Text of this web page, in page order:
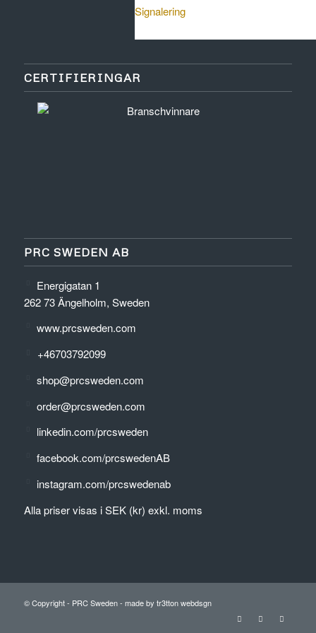
Signalering
CERTIFIERINGAR
PRC SWEDEN AB
Energigatan 1
262 73 Ängelholm, Sweden
www.prcsweden.com
+46703792099
shop@prcsweden.com
order@prcsweden.com
linkedin.com/prcsweden
facebook.com/prcswedenAB
instagram.com/prcswedenab
Alla priser visas i SEK (kr) exkl. moms
© Copyright - PRC Sweden- made by tr3tton webdsgn